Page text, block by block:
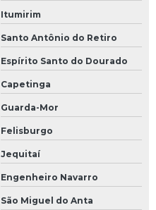
Itumirim
Santo Antônio do Retiro
Espírito Santo do Dourado
Capetinga
Guarda-Mor
Felisburgo
Jequitaí
Engenheiro Navarro
São Miguel do Anta